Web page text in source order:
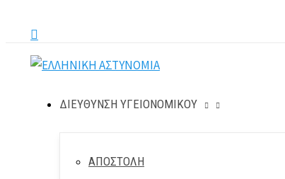
Αναζήτηση
ΔΙΕΥΘΥΝΣΗ ΥΓΕΙΟΝΟΜΙΚΟΥ
ΑΠΟΣΤΟΛΗ